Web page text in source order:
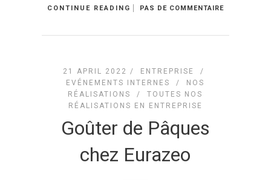
CONTINUE READING PAS DE COMMENTAIRE
21 APRIL 2022 / ENTREPRISE
/
EVÉNEMENTS INTERNES
/
NOS
RÉALISATIONS
/TOUTES NOS
RÉALISATIONS EN ENTREPRISE
Goûter de Pâques
chez Eurazeo